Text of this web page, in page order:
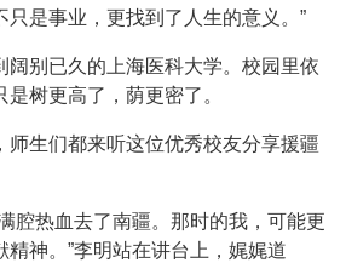
只是事业，更找到了人生的意义。”
阔别已久的上海医科大学。校园里依
是树更高了，荫更密了。
师生们都来听这位优秀校友分享援疆
腔热血去了南疆。那时的我，可能更
精神。”李明站在讲台上，娓娓道